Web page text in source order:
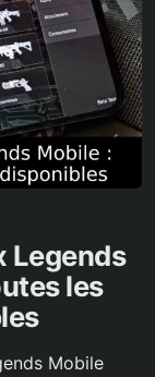
Legends
les
Mobile